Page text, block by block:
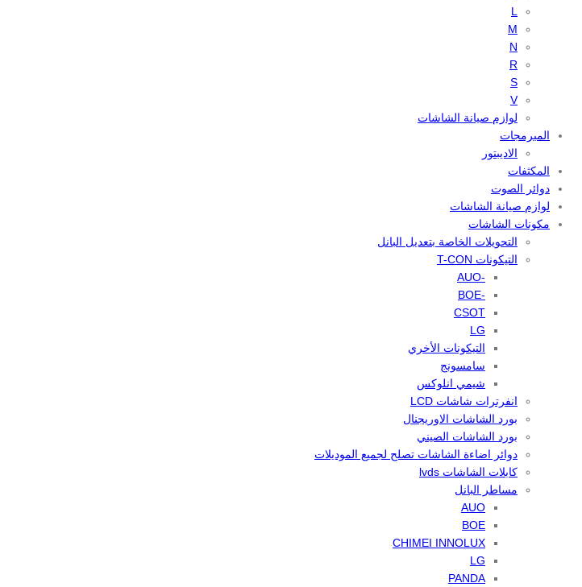
L
M
N
R
S
V
لوازم صيانة الشاشات
المبرمجات
الاديبتور
المكثفات
دوائر الصوت
لوازم صيانة الشاشات
مكونات الشاشات
التحويلات الخاصة بتعديل البانل
التيكونات T-CON
-AUO
-BOE
CSOT
LG
التيكونات الأخري
سامسونج
شيمي انلوكس
انفرترات شاشات LCD
بورد الشاشات الاوريجنال
بورد الشاشات الصيني
دوائر اضاءة الشاشات تصلح لجميع الموديلات
كابلات الشاشات lvds
مساطر البانل
AUO
BOE
CHIMEI INNOLUX
LG
PANDA